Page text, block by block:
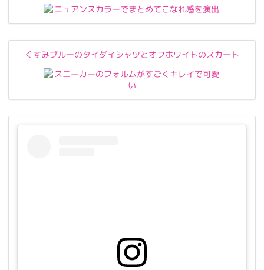
くすみブルーのタイダイシャツとオフホワイトのスカート